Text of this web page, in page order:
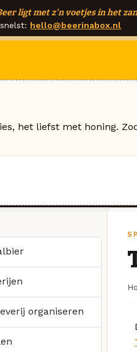
ligt met z'n voetjes in het
hello@beerinabox.nl
organiseren
het liefst met honing.